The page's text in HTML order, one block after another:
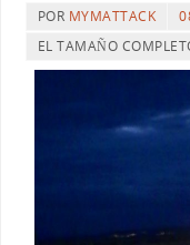
POR MYMATTACK
EL TAMAÑO